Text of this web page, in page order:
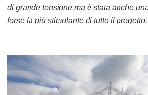
di grande tensione ma è stata anche
forse la più stimolante di tutto il